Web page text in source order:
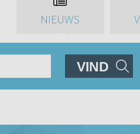
NIEUWS
VIND